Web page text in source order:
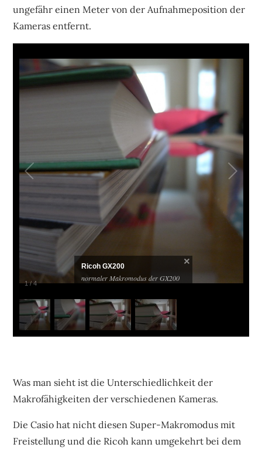
ungefähr einen Meter von der Aufnahmeposition der
Kameras entfernt.
1/4
Ricoh GX200
normaler Makromodus der GX200
Was man sieht ist die Unterschiedlichkeit der
Makrofähigkeiten der verschiedenen Kameras.
Die Casio hat nicht diesen Super-Makromodus mit
Freistellung und die Ricoh kann umgekehrt bei dem